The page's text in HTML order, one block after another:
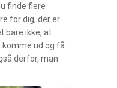
finde flere
for dig, der er
bare ikke, at
komme ud og få
derfor, man